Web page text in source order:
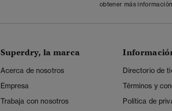
obtener más
Superdry, la marca
Acerca de nosotros
Empresa
Trabaja con nosotros
Directorio de
Términos y
Política de